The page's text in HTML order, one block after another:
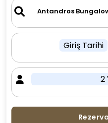
Giriş Tarihi
2